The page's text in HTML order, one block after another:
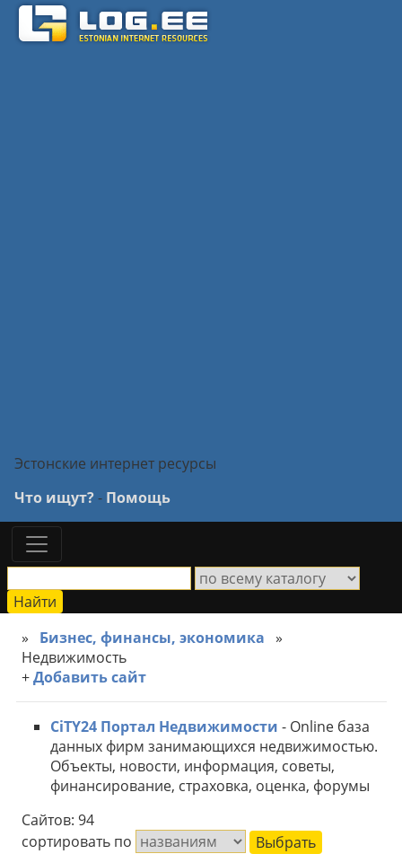
Эстонские интернет ресурсы
Что ищут?- Помощь
» Бизнес, финансы, экономика »
Недвижимость
+Добавить сайт
CiTY24 Портал Недвижимости - Online база
данных фирм занимающихся недвижимостью.
Объекты, новости, информация, советы,
финансирование, страховка, оценка, форумы
Сайтов: 94
сортировать по